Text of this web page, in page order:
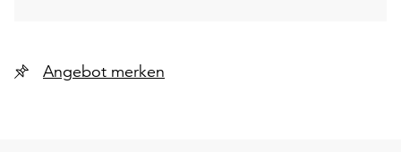
Angebot merken